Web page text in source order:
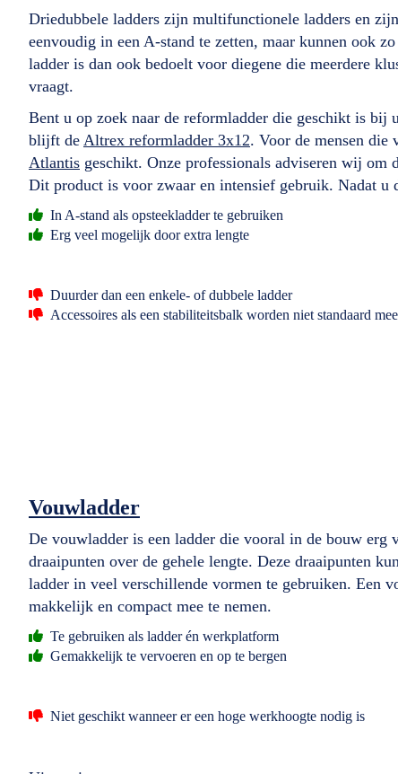
Driedubbele ladders zijn multifunctionele ladders en
eenvoudig in een A-stand te zetten, maar kunnen ook
ladder is dan ook bedoelt voor diegene die meerdere
vraagt.
Bent u op zoek naar de reformladder die geschikt is bij
blijft de Altrex reformladder 3x12. Voor de mensen die
Atlantis geschikt. Onze professionals adviseren wij om
Dit product is voor zwaar en intensief gebruik. Nadat
In A-stand als opsteekladder te gebruiken
Erg veel mogelijk door extra lengte
Duurder dan een enkele- of dubbele ladder
Accessoires als een stabiliteitsbalk worden niet standaard
Vouwladder
De vouwladder is een ladder die vooral in de bouw
draaipunten over de gehele lengte. Deze draaipunten
ladder in veel verschillende vormen te gebruiken. Een
makkelijk en compact mee te nemen.
Te gebruiken als ladder én werkplatform
Gemakkelijk te vervoeren en op te bergen
Niet geschikt wanneer er een hoge werkhoogte nodig is